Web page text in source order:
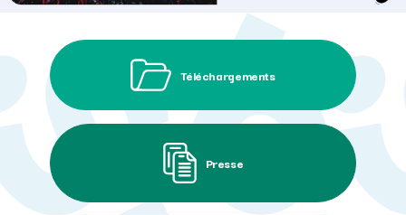
Téléchargements
Presse